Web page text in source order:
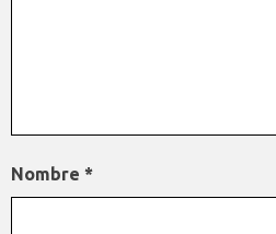
Nombre *